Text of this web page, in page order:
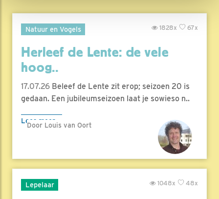
Natuur en Vogels 67x
1828x
Herleef de Lente: de vele
hoog..
17.07.26 Beleef de Lente zit erop; seizoen 20 is
gedaan. Een jubileumseizoen laat je sowieso n..
Lees meer
Door Louis van Oort
Lepelaar 48x
1048x